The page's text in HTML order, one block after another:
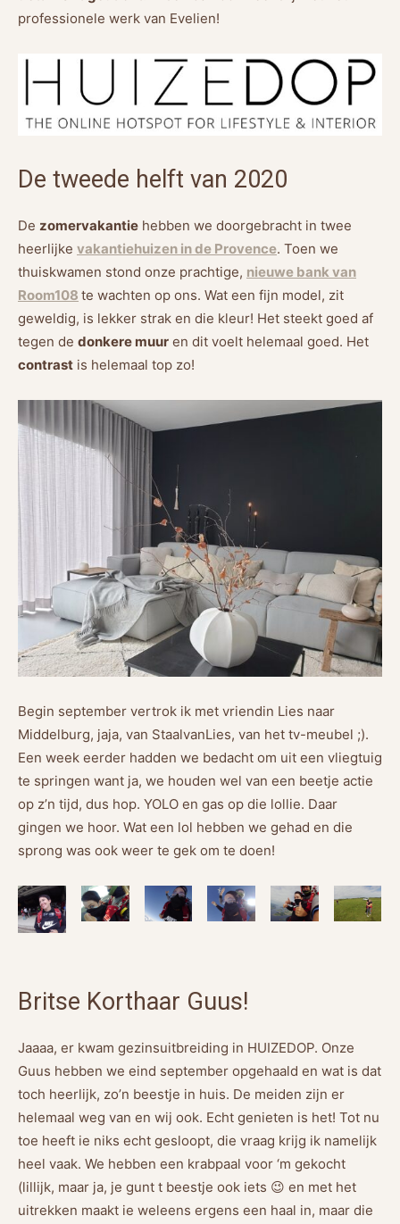
professionele werk van Evelien!
De tweede helft van 2020
De zomervakantie hebben we doorgebracht in twee
heerlijke vakantiehuizen in de Provence. Toen we
thuiskwamen stond onze prachtige, nieuwe bank van
Room108 te wachten op ons. Wat een fijn model, zit
geweldig, is lekker strak en die kleur! Het steekt goed af
tegen de donkere muur en dit voelt helemaal goed. Het
contrast is helemaal top zo!
Begin september vertrok ik met vriendin Lies naar
Middelburg, jaja, van StaalvanLies, van het tv-meubel ;).
Een week eerder hadden we bedacht om uit een vliegtuig
te springen want ja, we houden wel van een beetje actie
op z’n tijd, dus hop. YOLO en gas op die lollie. Daar
gingen we hoor. Wat een lol hebben we gehad en die
sprong was ook weer te gek om te doen!
Britse Korthaar Guus!
Jaaaa, er kwam gezinsuitbreiding in HUIZEDOP. Onze
Guus hebben we eind september opgehaald en wat is dat
toch heerlijk, zo’n beestje in huis. De meiden zijn er
helemaal weg van en wij ook. Echt genieten is het! Tot nu
toe heeft ie niks echt gesloopt, die vraag krijg ik namelijk
heel vaak. We hebben een krabpaal voor ‘m gekocht
(lillijk, maar ja, je gunt t beestje ook iets 😉 en met het
uitrekken maakt ie weleens ergens een haal in, maar die